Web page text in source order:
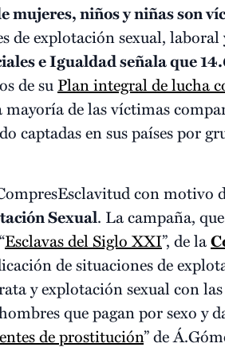
mujeres, niños y niñas son
de explotación sexual,
e Igualdad señala que
de suPlan integral de lucha
mayoría de las víctimas
captadas en sus países por
con motivo
Sexual. La campaña,
Esclavas del Siglo XXI”, de la
de situaciones de
y explotación sexual con
que pagan por sexo y
de prostitución” de